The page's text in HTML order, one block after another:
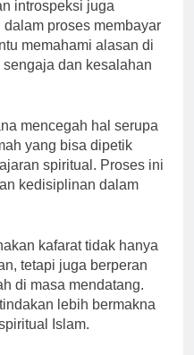
introspeksi juga
proses membayar
memahami alasan di
dan kesalahan
mencegah hal serupa
yang bisa dipetik
spiritual. Proses ini
kedisiplinan dalam
kafarat tidak hanya
tetapi juga berperan
di masa mendatang.
lebih bermakna
Islam.